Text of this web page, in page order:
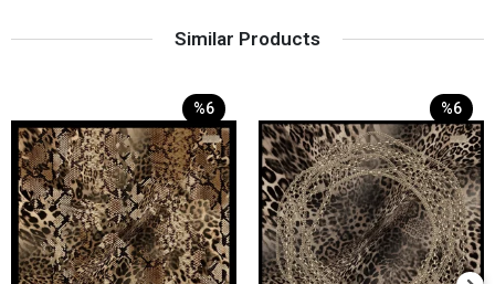
Similar Products
%6 %6